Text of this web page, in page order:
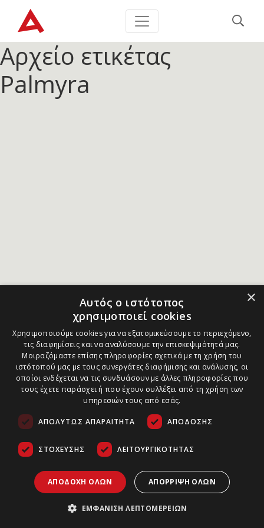
Αρχείο ετικέτας
Palmyra
×
Αυτός ο ιστότοπος
χρησιμοποιεί cookies
Χρησιμοποιούμε cookies για να εξατομικεύσουμε το περιεχόμενο,
τις διαφημίσεις και να αναλύσουμε την επισκεψιμότητά μας.
Μοιραζόμαστε επίσης πληροφορίες σχετικά με τη χρήση του
ιστότοπού μας με τους συνεργάτες διαφήμισης και ανάλυσης, οι
οποίοι ενδέχεται να τις συνδυάσουν με άλλες πληροφορίες που
τους έχετε παράσχει ή που έχουν συλλέξει από τη χρήση των
υπηρεσιών τους από εσάς.
ΑΠΟΛΎΤΩΣ ΑΠΑΡΑΊΤΗΤΑ ΑΠΌΔΟΣΗΣ
ΣΤΌΧΕΥΣΗΣ ΛΕΙΤΟΥΡΓΙΚΌΤΗΤΑΣ
ΑΠΟΔΟΧΉ ΌΛΩΝ ΑΠΌΡΡΙΨΗ ΌΛΩΝ
ΕΜΦΆΝΙΣΗ ΛΕΠΤΟΜΕΡΕΙΏΝ